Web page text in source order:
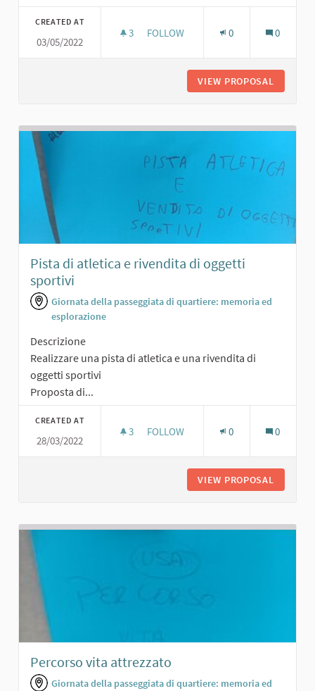
CREATED AT
03/05/2022
3 3 FOLLOWERS
FOLLOW 0 0
VIEW PROPOSAL
Pista di atletica e rivendita di oggetti
sportivi
Giornata della passeggiata di quartiere: memoria ed
esplorazione
Descrizione
Realizzare una pista di atletica e una rivendita di
oggetti sportivi
Proposta di...
CREATED AT
28/03/2022
3 3 FOLLOWERS
FOLLOW 0 0
VIEW PROPOSAL
Percorso vita attrezzato
Giornata della passeggiata di quartiere: memoria ed